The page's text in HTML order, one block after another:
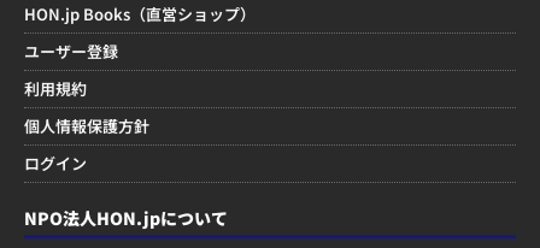
HON.jp Books（直営ショップ）
ユーザー登録
利用規約
個人情報保護方針
ログイン
NPO法人HON.jpについて